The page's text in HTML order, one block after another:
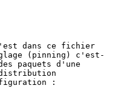
dans ce fichier
(pinning) c'est-
paquets d'une
: